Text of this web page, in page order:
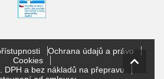
Ochrana údajů a právo
Cookies
DPH a bez nákladů na přepravu